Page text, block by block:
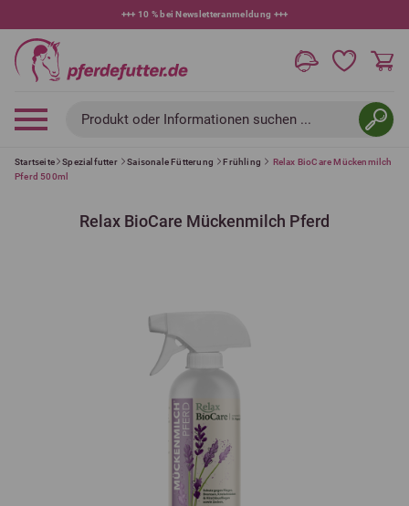
+++ 10 % bei Newsletteranmeldung +++
Produkt oder Informationen suchen ...
Startseite Spezialfutter Saisonale Fütterung Frühling
Relax BioCare Mückenmilch
Pferd 500ml
Relax BioCare Mückenmilch Pferd